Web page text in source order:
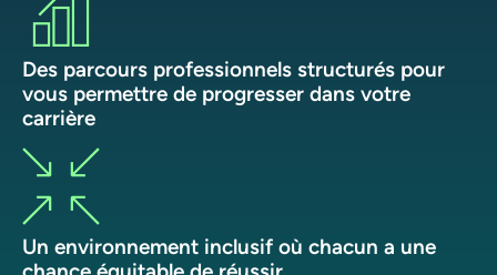
Des parcours professionnels structurés pour
vous permettre de progresser dans votre
carrière
Un environnement inclusif où chacun a une